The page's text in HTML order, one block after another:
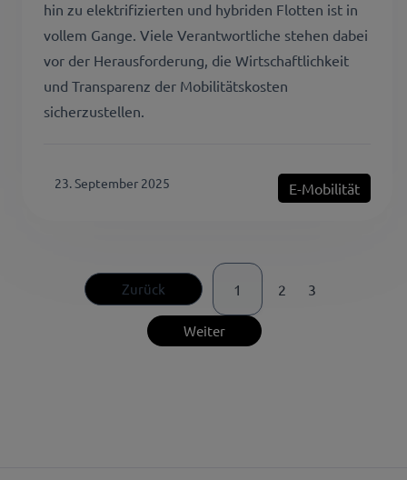
hin zu elektrifizierten und hybriden Flotten ist in
vollem Gange. Viele Verantwortliche stehen dabei
vor der Herausforderung, die Wirtschaftlichkeit
und Transparenz der Mobilitätskosten
sicherzustellen.
23. September 2025 E-Mobilität
Zurück 1 2 3
Weiter